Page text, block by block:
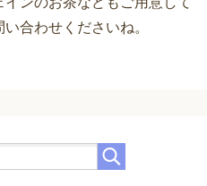
い合わせくださいね。